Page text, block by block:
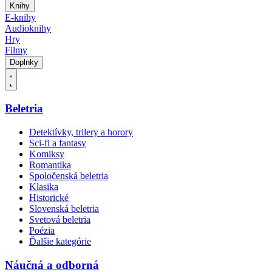
Knihy
E-knihy
Audioknihy
Hry
Filmy
Doplnky
Beletria
Detektívky, trilery a horory
Sci-fi a fantasy
Komiksy
Romantika
Spoločenská beletria
Klasika
Historické
Slovenská beletria
Svetová beletria
Poézia
Ďalšie kategórie
Náučná a odborná